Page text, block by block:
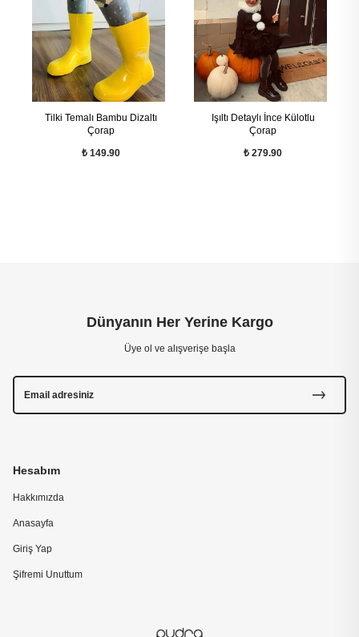
Tilki Temalı Bambu Dizaltı
Çorap
₺ 149.90
Işıltı Detaylı İnce Külotlu
Çorap
₺ 279.90
Hesabım
Hakkımızda
Anasayfa
Giriş Yap
Şifremi Unuttum
Dünyanın Her Yerine Kargo
Üye ol ve alışverişe başla